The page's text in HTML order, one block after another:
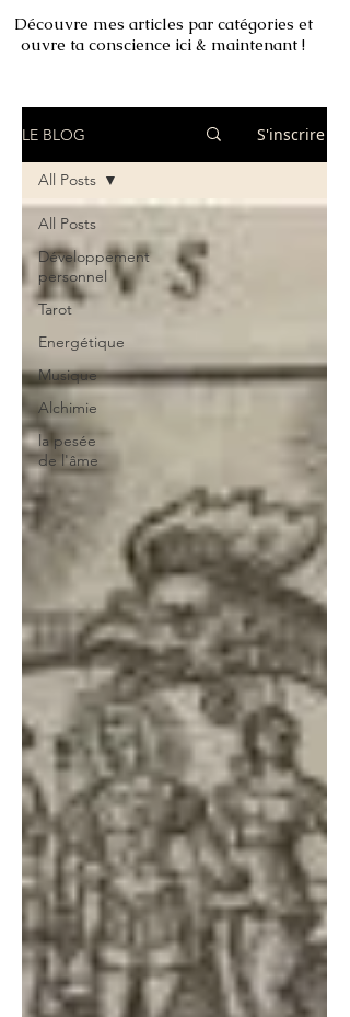
Découvre mes articles par catégories et
ouvre ta conscience ici & maintenant !
LE BLOG S'inscrire
All Posts
Développement
personnel
Tarot
Energétique
Musique
Alchimie
la pesée
de l'âme
All Posts